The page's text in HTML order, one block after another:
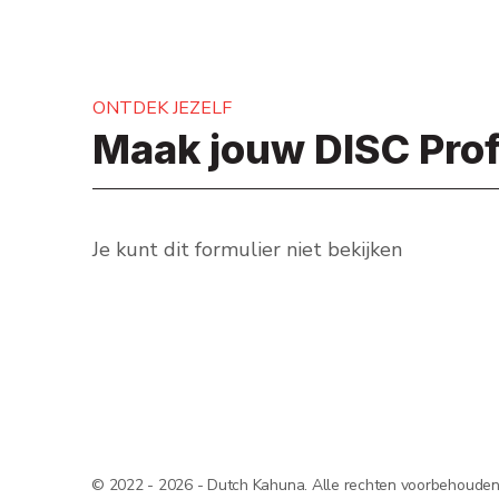
ONTDEK JEZELF
Maak jouw DISC
Je kunt dit formulier niet bekijken
© 2022 - 2026 - Dutch Kahuna. Alle rechten